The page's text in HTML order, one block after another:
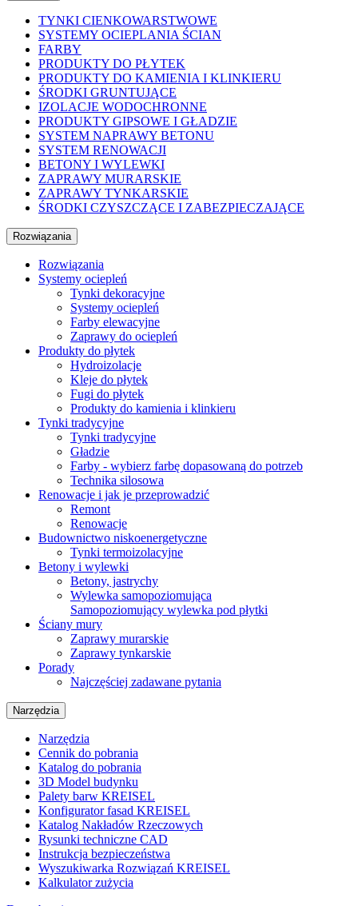
TYNKI CIENKOWARSTWOWE
SYSTEMY OCIEPLANIA ŚCIAN
FARBY
PRODUKTY DO PŁYTEK
PRODUKTY DO KAMIENIA I KLINKIERU
ŚRODKI GRUNTUJĄCE
IZOLACJE WODOCHRONNE
PRODUKTY GIPSOWE I GŁADZIE
SYSTEM NAPRAWY BETONU
SYSTEM RENOWACJI
BETONY I WYLEWKI
ZAPRAWY MURARSKIE
ZAPRAWY TYNKARSKIE
ŚRODKI CZYSZCZĄCE I ZABEZPIECZAJĄCE
Rozwiązania
Rozwiązania
Systemy ociepleń
Tynki dekoracyjne
Systemy ociepleń
Farby elewacyjne
Zaprawy do ociepleń
Produkty do płytek
Hydroizolacje
Kleje do płytek
Fugi do płytek
Produkty do kamienia i klinkieru
Tynki tradycyjne
Tynki tradycyjne
Gładzie
Farby - wybierz farbę dopasowaną do potrzeb
Technika silosowa
Renowacje i jak je przeprowadzić
Remont
Renowacje
Budownictwo niskoenergetyczne
Tynki termoizolacyjne
Betony i wylewki
Betony, jastrychy
Wylewka samopoziomująca
Samopoziomujący wylewka pod płytki
Ściany mury
Zaprawy murarskie
Zaprawy tynkarskie
Porady
Najczęściej zadawane pytania
Narzędzia
Narzędzia
Cennik do pobrania
Katalog do pobrania
3D Model budynku
Palety barw KREISEL
Konfigurator fasad KREISEL
Katalog Nakładów Rzeczowych
Rysunki techniczne CAD
Instrukcja bezpieczeństwa
Wyszukiwarka Rozwiązań KREISEL
Kalkulator zużycia